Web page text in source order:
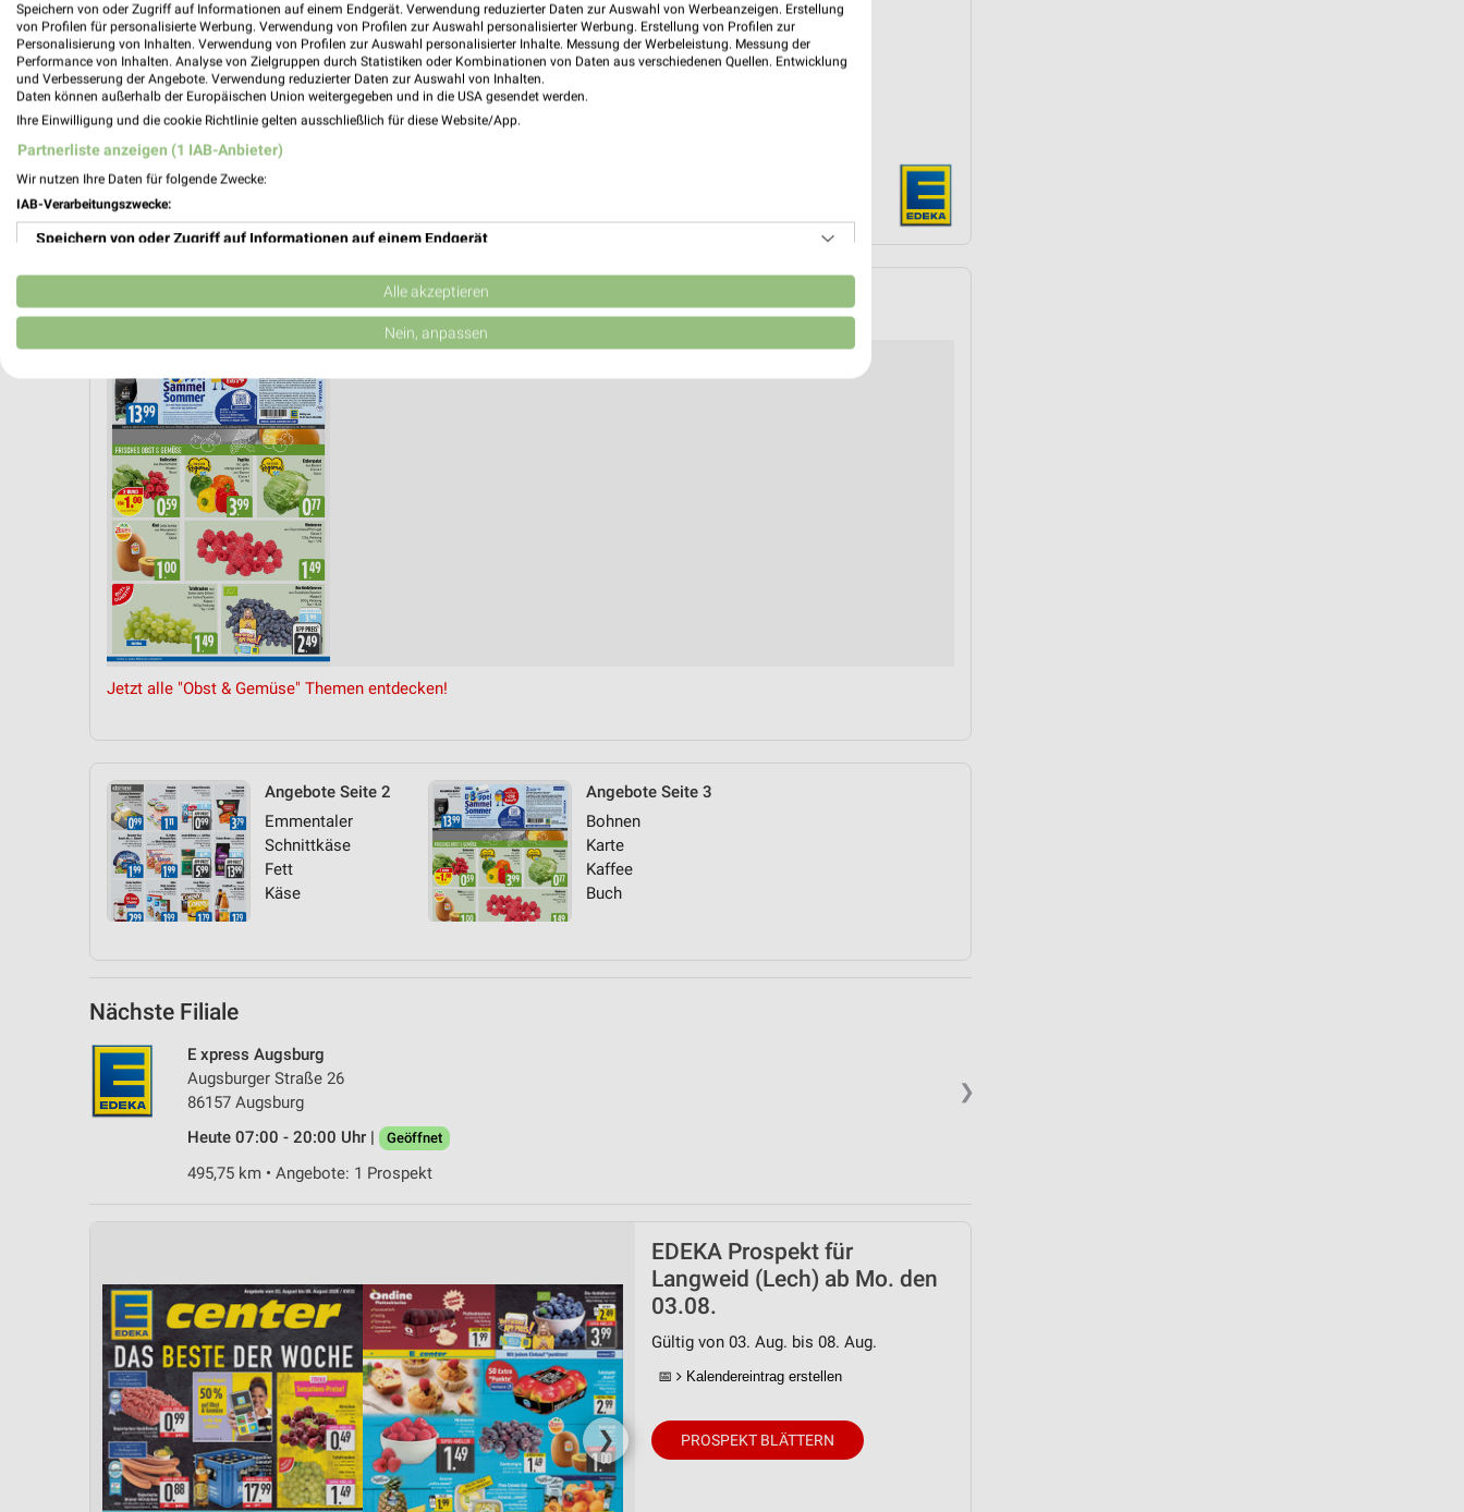
❯ PROSPEKT BLÄTTERN
OBST & GEMÜSE
Jetzt alle "Obst & Gemüse" Themen entdecken!
Angebote Seite 2
Emmentaler
Schnittkäse
Fett
Käse
Angebote Seite 3
Bohnen
Karte
Kaffee
Buch
Nächste Filiale
❯
E xpress Augsburg
Augsburger Straße 26
86157 Augsburg
Heute 07:00 - 20:00 Uhr |
Geöffnet
495,75 km • Angebote: 1 Prospekt
❯
EDEKA Prospekt für
Langweid (Lech) ab Mo. den
03.08.
Gültig von 03. Aug. bis 08. Aug.
📅 Kalendereintrag erstellen
PROSPEKT BLÄTTERN
Speichern von oder Zugriff auf Informationen auf einem Endgerät. Verwendung reduzierter Daten zur Auswahl von Werbeanzeigen. Erstellung
von Profilen für personalisierte Werbung. Verwendung von Profilen zur Auswahl personalisierter Werbung. Erstellung von Profilen zur
Personalisierung von Inhalten. Verwendung von Profilen zur Auswahl personalisierter Inhalte. Messung der Werbeleistung. Messung der
Performance von Inhalten. Analyse von Zielgruppen durch Statistiken oder Kombinationen von Daten aus verschiedenen Quellen. Entwicklung
und Verbesserung der Angebote. Verwendung reduzierter Daten zur Auswahl von Inhalten.
Daten können außerhalb der Europäischen Union weitergegeben und in die USA gesendet werden.
Ihre Einwilligung und die cookie Richtlinie gelten ausschließlich für diese Website/App.
Partnerliste anzeigen (1 IAB-Anbieter)
Wir nutzen Ihre Daten für folgende Zwecke:
IAB-Verarbeitungszwecke:
Speichern von oder Zugriff auf Informationen auf einem Endgerät
Verwendung reduzierter Daten zur Auswahl von Werbeanzeigen
Erstellung von Profilen für personalisierte Werbung
Erstellung von Profilen zur Personalisierung von Inhalten
Verwendung von Profilen zur Auswahl personalisierter Inhalte
Messung der Werbeleistung
Messung der Performance von Inhalten
Analyse von Zielgruppen durch Statistiken oder Kombinationen von Daten aus verschiedenen
Entwicklung und Verbesserung der Angebote
Geräte anhand von aktiv angeforderten Informationen identifizieren
Nicht-IAB-Verarbeitungszwecke:
Werbung
Alle akzeptieren
Nein, anpassen